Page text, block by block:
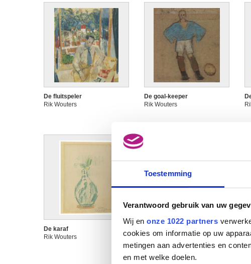
Toestemming
Verantwoord gebruik van uw
Wij en onze 1022 partners
cookies om informatie op uw
metingen aan advertenties en
en met welke doelen.
De fluitspeler
Rik Wouters
De goal-keeper
Rik Wouters
De karaf
Rik Wouters
De Rijn te Keulen
Rik Wouters